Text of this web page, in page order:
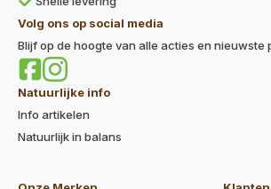
Volg ons op social media
Blijf op de hoogte van alle acties en nieuwste
Natuurlijke info
Info artikelen
Natuurlijk in balans